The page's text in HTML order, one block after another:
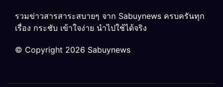
รวมข่าวสารสาระสบายๆ จาก Sabuynews ครบครันทุก
เรื่อง กระชับ เข้าใจง่าย นำไปใช้ได้จริง
© Copyright 2026 Sabuynews